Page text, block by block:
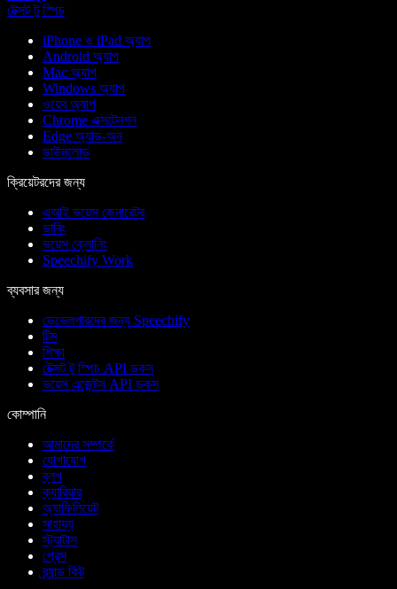
টেক্সট টু স্পিচ
iPhone ও iPad অ্যাপ
Android অ্যাপ
Mac অ্যাপ
Windows অ্যাপ
ওয়েব অ্যাপ
Chrome এক্সটেনশন
Edge অ্যাড-অন
ডাউনলোড
ক্রিয়েটরদের জন্য
এআই ভয়েস জেনারেটর
ডাবিং
ভয়েস ক্লোনিং
Speechify Work
ব্যবসার জন্য
ডেভেলপারদের জন্য Speechify
টিম
শিক্ষা
টেক্সট টু স্পিচ API ডকস
ভয়েস এজেন্টস API ডকস
কোম্পানি
আমাদের সম্পর্কে
যোগাযোগ
ব্লগ
ক্যারিয়ার
অ্যাফিলিয়েট
সাহায্য
স্ট্যাটাস
প্রেস
ব্র্যান্ড কিট